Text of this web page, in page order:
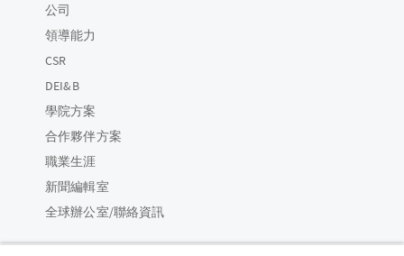
公司
領導能力
CSR
DEI&B
學院方案
合作夥伴方案
職業生涯
新聞編輯室
全球辦公室/聯絡資訊